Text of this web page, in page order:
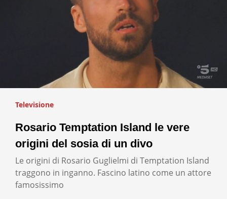
Televisione
Rosario Temptation Island le vere
origini del sosia di un divo
Le origini di Rosario Guglielmi di Temptation Island
traggono in inganno. Fascino latino come un attore
famosissimo